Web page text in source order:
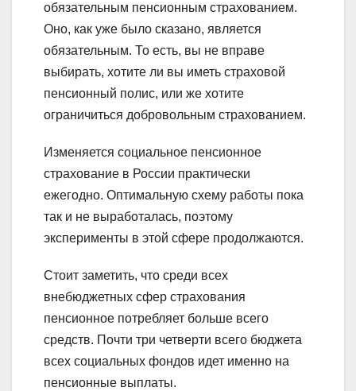
обязательным пенсионным страхованием.
Оно, как уже было сказано, является
обязательным. То есть, вы не вправе
выбирать, хотите ли вы иметь страховой
пенсионный полис, или же хотите
ограничиться добровольным страхованием.
Изменяется социальное пенсионное
страхование в России практически
ежегодно. Оптимальную схему работы пока
так и не выработалась, поэтому
эксперименты в этой сфере продолжаются.
Стоит заметить, что среди всех
внебюджетных сфер страхования
пенсионное потребляет больше всего
средств. Почти три четверти всего бюджета
всех социальных фондов идет именно на
пенсионные выплаты.